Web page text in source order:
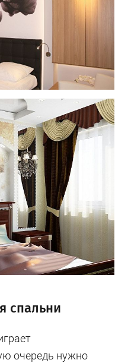
спальни
очередь нужно